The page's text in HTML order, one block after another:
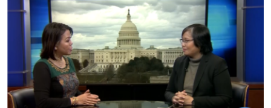
ညွန်း
စာမျက်နှာ
အမေရိကန်သုံးအီဒီယံ
မကြေးမုံရဲ့ အင်္ဂလိပ်စာ
ရုပ်ရှင်ထဲက အင်္ဂလိပ်စာ
သုတပဒေသာ အင်္ဂလိပ်စာ
အပတ်စဉ်ကဏ္ဍများ
ရေဒီယို
တီဗွီ
ရေဒီယိုနှင့်ရုပ်သံ အချက်အလက်များ
ရေဒီယို/တီဗွီအစီအစဉ်
Learning English